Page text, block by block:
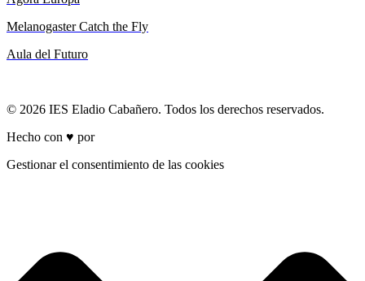
Melanogaster Catch the Fly
Aula del Futuro
© 2026 IES Eladio Cabañero. Todos los derechos reservados.
Hecho con ♥ por
Gestionar el consentimiento de las cookies